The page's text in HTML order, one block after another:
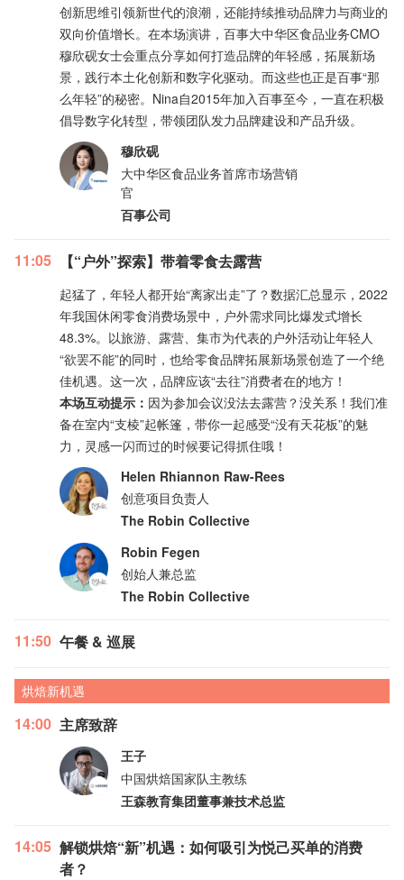
创新思维引领新世代的浪潮，还能持续推动品牌力与商业的
双向价值增长。在本场演讲，百事大中华区食品业务CMO
穆欣砚女士会重点分享如何打造品牌的年轻感，拓展新场
景，践行本土化创新和数字化驱动。而这些也正是百事“那
么年轻”的秘密。Nina自2015年加入百事至今，一直在积极
倡导数字化转型，带领团队发力品牌建设和产品升级。
穆欣砚
大中华区食品业务首席市场营销
官
百事公司
11:05 【“户外”探索】带着零食去露营
起猛了，年轻人都开始“离家出走”了？数据汇总显示，2022
年我国休闲零食消费场景中，户外需求同比爆发式增长
48.3%。以旅游、露营、集市为代表的户外活动让年轻人
“欲罢不能”的同时，也给零食品牌拓展新场景创造了一个绝
佳机遇。这一次，品牌应该“去往”消费者在的地方！
本场互动提示： 因为参加会议没法去露营？没关系！我们准
备在室内“支棱”起帐篷，带你一起感受“没有天花板”的魅
力，灵感一闪而过的时候要记得抓住哦！
Helen Rhiannon Raw-Rees
创意项目负责人
The Robin Collective
Robin Fegen
创始人兼总监
The Robin Collective
11:50 午餐 & 巡展
烘焙新机遇
14:00 主席致辞
王子
中国烘焙国家队主教练
王森教育集团董事兼技术总监
14:05 解锁烘焙“新”机遇：如何吸引为悦己买单的消费
者？